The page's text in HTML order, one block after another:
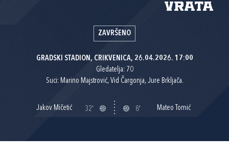
Vrata
ZAVRŠENO
GRADSKI STADION, CRIKVENICA, 26.04.2026. 17:00
Gledatelja: 70
Suci: Marino Majstrović, Vid Čargonja, Jure Brkljača.
Jakov Mičetić 32' 8' Mateo Tomić